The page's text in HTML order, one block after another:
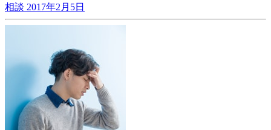
相談 2017年2月5日